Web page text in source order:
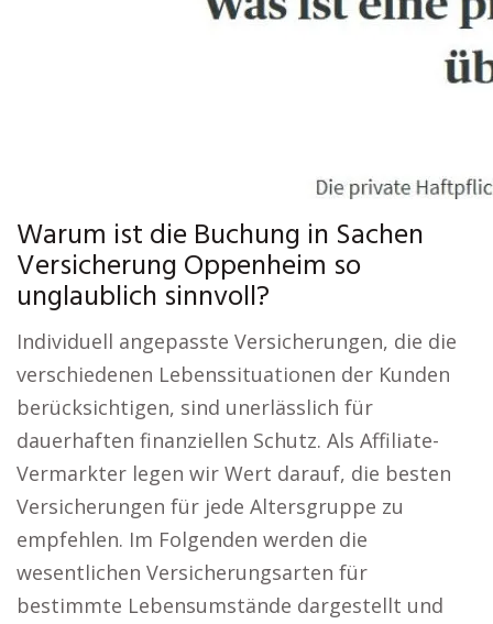
Warum ist die Buchung in Sachen
Versicherung Oppenheim so
unglaublich sinnvoll?
Individuell angepasste Versicherungen, die die
verschiedenen Lebenssituationen der Kunden
berücksichtigen, sind unerlässlich für
dauerhaften finanziellen Schutz. Als Affiliate-
Vermarkter legen wir Wert darauf, die besten
Versicherungen für jede Altersgruppe zu
empfehlen. Im Folgenden werden die
wesentlichen Versicherungsarten für
bestimmte Lebensumstände dargestellt und